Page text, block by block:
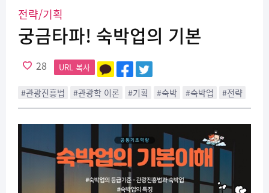
전략/기획
궁금타파! 숙박업의 기본
28 URL 복사
#관광진흥법 #관광학 이론 #기획 #숙박 #숙박업 #전략